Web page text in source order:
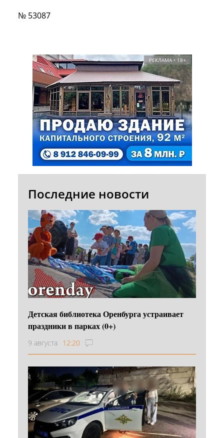
№ 53087
РЕКЛАМА • 18+
Последние новости
Детская библиотека Оренбурга устраивает
праздники в парках (0+)
9 августа 12:20